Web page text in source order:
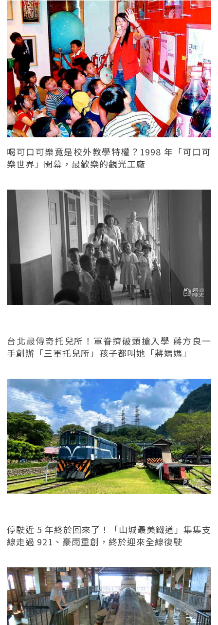
喝可口可樂竟是校外教學特權？1998 年「可口可
樂世界」開幕，最歡樂的觀光工廠
台北最傳奇托兒所！軍眷擠破頭搶入學 蔣方良一
手創辦「三軍托兒所」孩子都叫她「蔣媽媽」
停駛近 5 年終於回來了！「山城最美鐵道」集集支
線走過 921、豪雨重創，終於迎來全線復駛